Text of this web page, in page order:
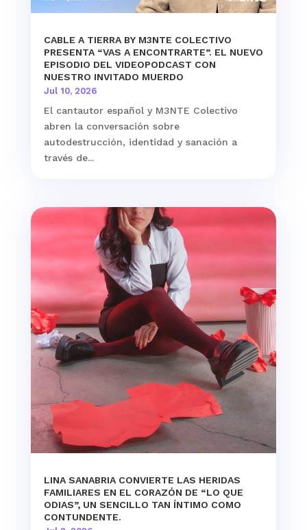
CABLE A TIERRA BY M3NTE COLECTIVO
PRESENTA “VAS A ENCONTRARTE”. EL NUEVO
EPISODIO DEL VIDEOPODCAST CON
NUESTRO INVITADO MUERDO
Jul 10, 2026
El cantautor español y M3NTE Colectivo
abren la conversación sobre
autodestrucción, identidad y sanación a
través de...
LINA SANABRIA CONVIERTE LAS HERIDAS
FAMILIARES EN EL CORAZÓN DE “LO QUE
ODIAS”, UN SENCILLO TAN ÍNTIMO COMO
CONTUNDENTE.